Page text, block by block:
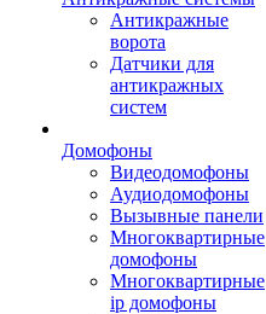
Антикражные
ворота
Датчики для
антикражных
систем
Домофоны
Видеодомофоны
Аудиодомофоны
Вызывные панели
Многоквартирные
домофоны
Многоквартирные
ip домофоны